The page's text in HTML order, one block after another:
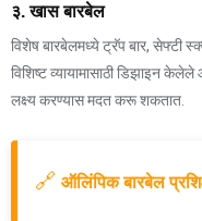
३. खास बारबेल
विशेष बारबेलमध्ये ट्रॅप बार, सेफ्टी
विशिष्ट व्यायामासाठी डिझाइन
लक्ष्य करण्यास मदत करू शकतात.
🔗 ऑलिंपिक बारबेल